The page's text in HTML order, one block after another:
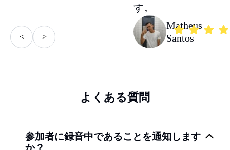
< >
す。
Matheus
Santos
よくある質問
参加者に録音中であることを通知します
か？